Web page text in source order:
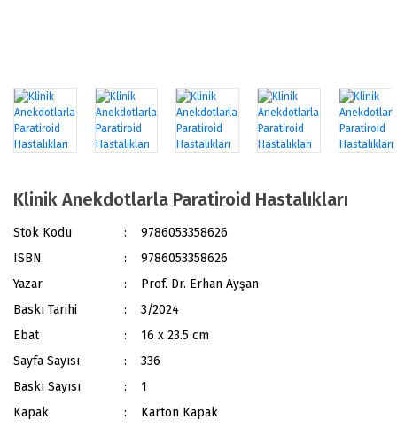
Klinik Anekdotlarla Paratiroid Hastalıkları
Stok Kodu
9786053358626
ISBN
9786053358626
Yazar
Prof. Dr. Erhan Ayşan
Baskı Tarihi
3/2024
Ebat
16 x 23.5 cm
Sayfa Sayısı
336
Baskı Sayısı
1
Kapak
Karton Kapak